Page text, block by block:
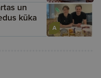
A
un
kūka